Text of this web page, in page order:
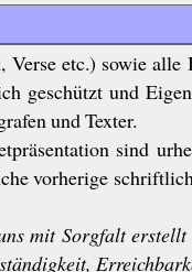
Verse etc.) sowie
geschützt und
und Texter.
sind
vorherige
mit Sorgfalt